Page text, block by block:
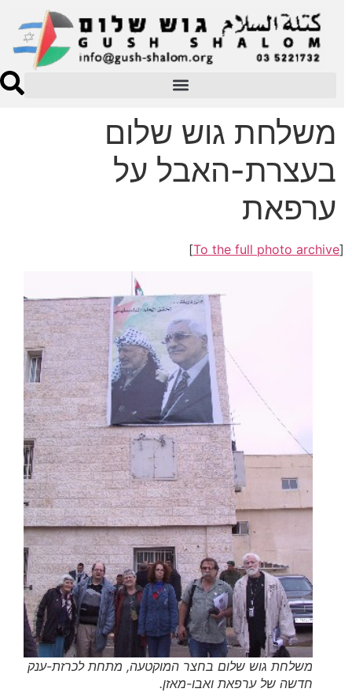
משלחת גוש שלום
בעצרת-האבל על
ערפאת
To the full photo archive
]
משלחת גוש שלום בחצר המוקטעה, מתחת לכרזת-ענק
חדשה של ערפאת ואבו-מאזן.